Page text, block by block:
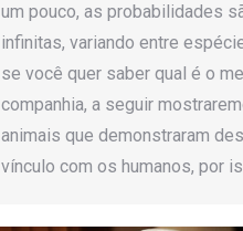
um pouco, as probabilidades
infinitas, variando entre
se você quer saber qual é o
companhia, a seguir
animais que demonstraram
vínculo com os humanos, por